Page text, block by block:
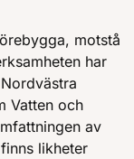
motstå
har
Vatten och
av
likheter